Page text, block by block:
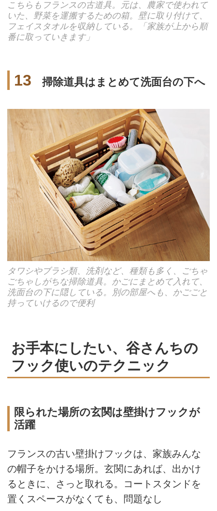
こちらもフランスの古道具。元は、農家で使われて
いた、野菜を運搬するための箱。壁に取り付けて、
フェイスタオルを収納している。「家族が上から順
番に取っていきます」
13 掃除道具はまとめて洗面台の下へ
タワシやブラシ類、洗剤など、種類も多く、ごちゃ
ごちゃしがちな掃除道具。かごにまとめて入れて、
洗面台の下に隠している。別の部屋へも、かごごと
持っていけるので便利
お手本にしたい、谷さんちの
フック使いのテクニック
限られた場所の玄関は壁掛けフックが
活躍
フランスの古い壁掛けフックは、家族みんな
の帽子をかける場所。玄関にあれば、出かけ
るときに、さっと取れる。コートスタンドを
置くスペースがなくても、問題なし